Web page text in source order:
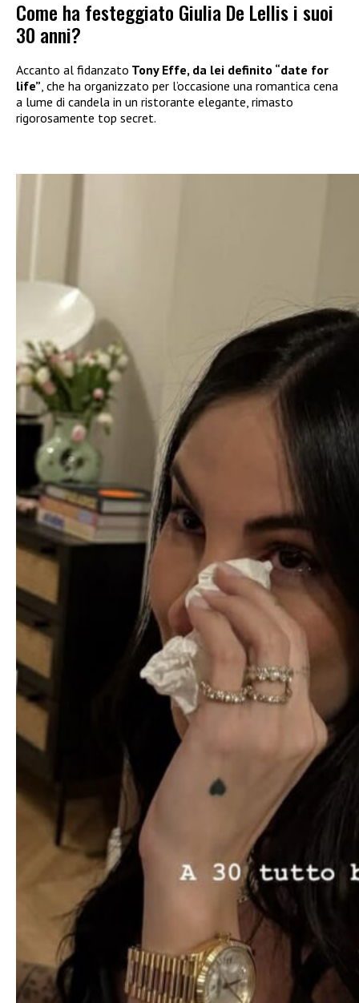
Come ha festeggiato Giulia De Lellis i suoi
30 anni?
Accanto al fidanzato Tony Effe, da lei definito “date for
life”, che ha organizzato per l’occasione una romantica cena
a lume di candela in un ristorante elegante, rimasto
rigorosamente top secret.